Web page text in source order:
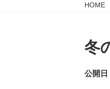
HOME#
冬
公開日